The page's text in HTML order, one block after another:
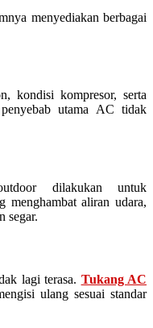
menyediakan berbagai
kondisi kompresor, serta
utama AC tidak
dilakukan untuk
menghambat aliran udara,
segar.
lagi terasa. Tukang AC
ulang sesuai standar